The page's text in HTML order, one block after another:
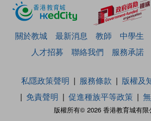
關於教城 最新消息 教師 中學生
人才招募
聯絡我們 服務承諾
版權所有© 2026 香港教育城有限
私隱政策聲明 服務條款
版權及
免責聲明
促進種族平等政策